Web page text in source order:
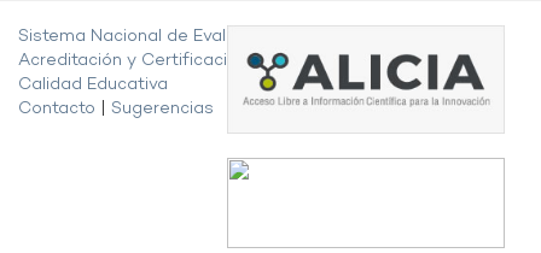
Sistema Nacional de Evaluación,
Acreditación y Certificación de la
Calidad Educativa
Contacto
Sugerencias